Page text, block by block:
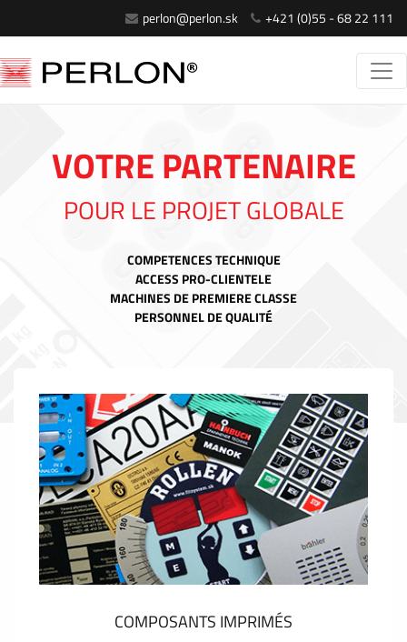
perlon@perlon.sk +421 (0)55 - 68 22 111
VOTRE PARTENAIRE
POUR LE PROJET GLOBALE
COMPETENCES TECHNIQUE
ACCESS PRO-CLIENTELE
MACHINES DE PREMIERE CLASSE
PERSONNEL DE QUALITÉ
COMPOSANTS IMPRIMÉS